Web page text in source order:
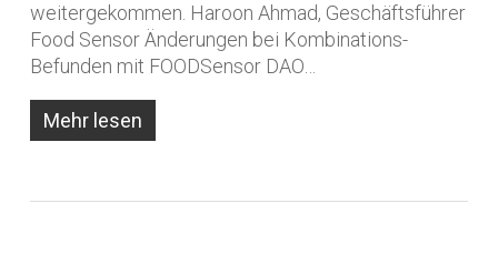
weitergekommen. Haroon Ahmad, Geschäftsführer
Food Sensor Änderungen bei Kombinations-
Befunden mit FOODSensor DAO…
Mehr lesen